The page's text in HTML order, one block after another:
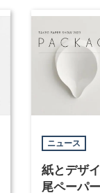
ニュース
紙とデザ
尾ペーパ